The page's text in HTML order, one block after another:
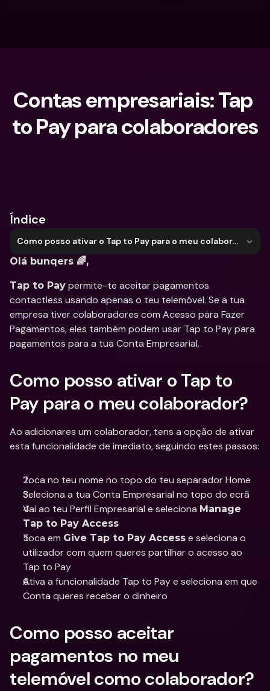
Contas empresariais: Tap
to Pay para colaboradores
Índice
Como posso ativar o Tap to Pay para o meu colaborador?
Olá bunqers 🌈,
Tap to Pay permite-te aceitar pagamentos
contactless usando apenas o teu telemóvel. Se a tua
empresa tiver colaboradores com Acesso para Fazer
Pagamentos, eles também podem usar Tap to Pay para
pagamentos para a tua Conta Empresarial.
Como posso ativar o Tap to
Pay para o meu colaborador?
Ao adicionares um colaborador, tens a opção de ativar
esta funcionalidade de imediato, seguindo estes passos:
Toca no teu nome no topo do teu separador Home
Seleciona a tua Conta Empresarial no topo do ecrã
Vai ao teu Perfil Empresarial e seleciona Manage
Tap to Pay Access
Toca em Give Tap to Pay Access e seleciona o
utilizador com quem queres partilhar o acesso ao
Tap to Pay
Ativa a funcionalidade Tap to Pay e seleciona em que
Conta queres receber o dinheiro
Como posso aceitar
pagamentos no meu
telemóvel como colaborador?